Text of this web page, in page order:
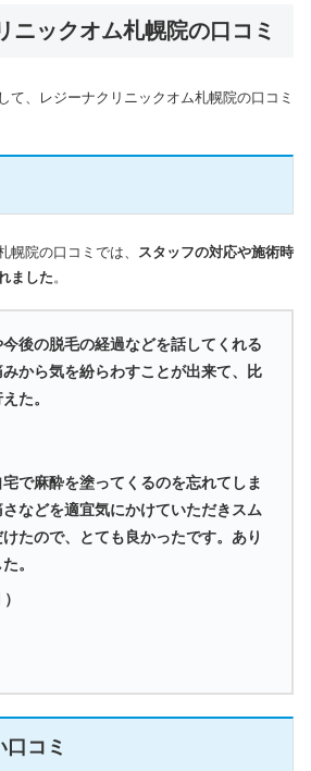
ニックオム札幌院の口コミ
て、レジーナクリニックオム札幌院の口コミ
幌院の口コミでは、
スタッフの対応や施術時
ました。
後の脱毛の経過などを話してくれる
から気を紛らわすことが出来て、比
た。
で麻酔を塗ってくるのを忘れてしま
などを適宜気にかけていただきスム
たので、とても良かったです。あり
。
コミ